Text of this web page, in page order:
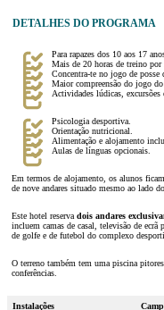
DETALHES DO PROGRAMA
Para rapazes dos 10 aos 17
Mais de 20 horas de treino por
Concentra-te no jogo de posse
Maior compreensão do jogo
Actividades lúdicas, excursões
Psicologia desportiva.
Orientação nutricional.
Alimentação e alojamento
Aulas de línguas opcionais.
Em termos de alojamento, os alunos
de nove andares situado mesmo ao lado
Este hotel reserva dois andares
incluem camas de casal, televisão de
de golfe e de futebol do complexo
O terreno também tem uma piscina
conferências.
Instalações